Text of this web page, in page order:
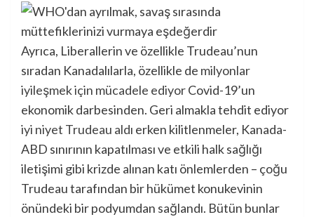
Ayrıca, Liberallerin ve özellikle Trudeau’nun
sıradan Kanadalılarla, özellikle de milyonlar
iyileşmek için mücadele ediyorCovid-19’un
ekonomik darbesinden. Geri almakla tehdit ediyor
iyi niyet Trudeau aldı erken kilitlenmeler, Kanada-
ABD sınırının kapatılması ve etkili halk sağlığı
iletişimi gibi krizde alınan katı önlemlerden – çoğu
Trudeau tarafından bir hükümet konukevinin
önündeki bir podyumdan sağlandı. Bütün bunlar